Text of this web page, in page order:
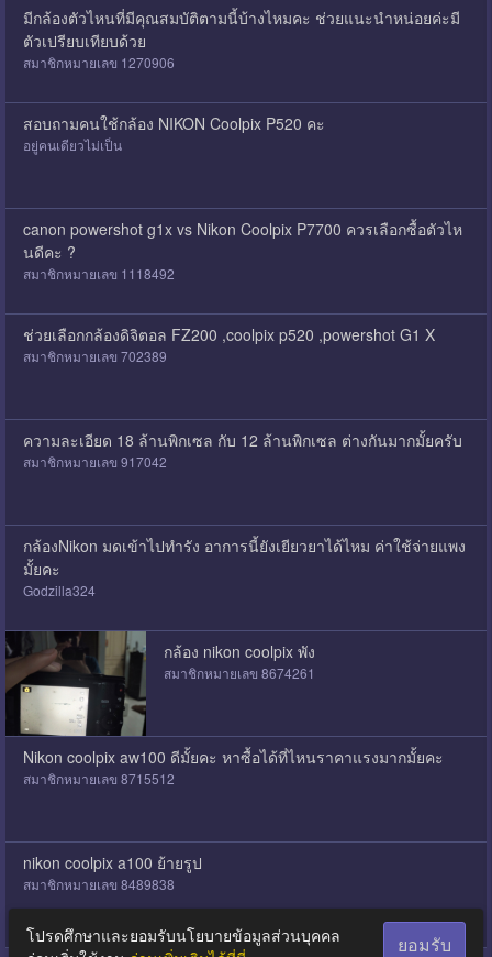
มีกล้องตัวไหนที่มีคุณสมบัติตามนี้บ้างไหมคะ ช่วยแนะนำหน่อยค่ะมี
ตัวเปรียบเทียบด้วย
สมาชิกหมายเลข 1270906
สอบถามคนใช้กล้อง NIKON Coolpix P520 คะ
อยู่คนเดียวไม่เป็น
canon powershot g1x vs Nikon Coolpix P7700 ควรเลือกซื้อตัวไห
นดีคะ ?
สมาชิกหมายเลข 1118492
ช่วยเลือกกล้องดิจิตอล FZ200 ,coolpix p520 ,powershot G1 X
สมาชิกหมายเลข 702389
ความละเอียด 18 ล้านพิกเซล กับ 12 ล้านพิกเซล ต่างกันมากมั้ยครับ
สมาชิกหมายเลข 917042
กล้องNikon มดเข้าไปทำรัง อาการนี้ยังเยียวยาได้ไหม ค่าใช้จ่ายแพง
มั้ยคะ
Godzilla324
กล้อง nikon coolpix พัง
สมาชิกหมายเลข 8674261
Nikon coolpix aw100 ดีมั้ยคะ หาซื้อได้ที่ไหนราคาแรงมากมั้ยคะ
สมาชิกหมายเลข 8715512
nikon coolpix a100 ย้ายรูป
สมาชิกหมายเลข 8489838
โปรดศึกษาและยอมรับนโยบายข้อมูลส่วนบุคคล
ยอมรับ